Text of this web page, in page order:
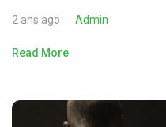
2 ans ago Admin
Read More